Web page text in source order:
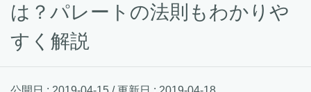
は？パレートの法則もわかりや
すく解説